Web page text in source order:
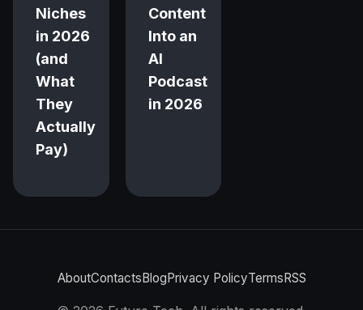
Niches
in 2026
(and
What
They
Actually
Pay)
Content
Into an
AI
Podcast
in 2026
AboutContactsBlogPrivacy PolicyTermsRSS